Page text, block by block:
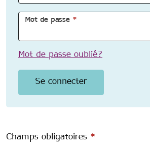
Champs obligatoires *
Mot de passe *
Mot de passe oublié?